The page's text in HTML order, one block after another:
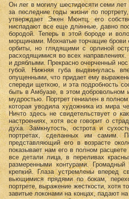
Он лег в могилу шестидесяти семи
за последние годы жизни по
утверждает Эжен Мюнтц, его
ниспадают все еще длинные, давно
бородой. Теперь в этой бороде и
морщинами. Мохнатые торчащие брови
орбиты, но глядящими с орлиной
расходящимися во всех
и дряблыми. Прекрасно очерченный
губой. Нижняя губа выдвинулась
опущенными, что придает ему
спереди щеткою, и эта подробность
быть в Амбуазе, в этом добровольном
мудростью. Портрет гениален в
которая уводила художника из мира
Ничто здесь не свидетельствует о
настроениях, хотя все говорит о
духа. Замкнутость, острота и
портретах, сделанных им самим.
представляющий его в возрасте
показывает нам его в полном
все детали лица, в переливах
размеренными контурами.
крепкий. Глаза устремлены вперед
вьющимися прядями по бокам,
портрете, выражение жесткости, хотя
завитые локонами на концах, падают